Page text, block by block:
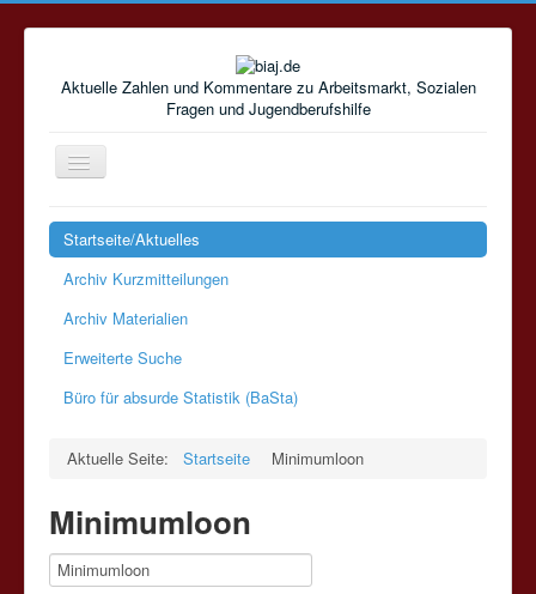
Aktuelle Zahlen und Kommentare zu Arbeitsmarkt, Sozialen
Fragen und Jugendberufshilfe
Navigation
an/aus
Startseite/Aktuelles
Archiv Kurzmitteilungen
Archiv Materialien
Erweiterte Suche
Büro für absurde Statistik (BaSta)
Aktuelle Seite: Startseite Minimumloon
Minimumloon